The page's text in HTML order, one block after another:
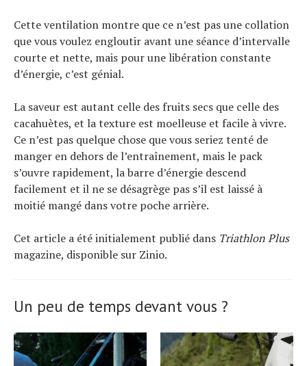
Cette ventilation montre que ce n’est pas une collation
que vous voulez engloutir avant une séance d’intervalle
courte et nette, mais pour une libération constante
d’énergie, c’est génial.
La saveur est autant celle des fruits secs que celle des
cacahuètes, et la texture est moelleuse et facile à vivre.
Ce n’est pas quelque chose que vous seriez tenté de
manger en dehors de l’entraînement, mais le pack
s’ouvre rapidement, la barre d’énergie descend
facilement et il ne se désagrège pas s’il est laissé à
moitié mangé dans votre poche arrière.
Cet article a été initialement publié dans Triathlon Plus
magazine, disponible sur Zinio.
Un peu de temps devant vous ?